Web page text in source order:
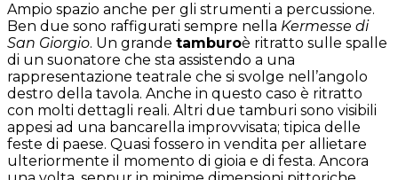
Ampio spazio anche per gli strumenti a percussione.
Ben due sono raffigurati sempre nella Kermesse di
San Giorgio. Un grande tamburoè ritratto sulle spalle
di un suonatore che sta assistendo a una
rappresentazione teatrale che si svolge nell’angolo
destro della tavola. Anche in questo caso è ritratto
con molti dettagli reali. Altri due tamburi sono visibili
appesi ad una bancarella improvvisata; tipica delle
feste di paese. Quasi fossero in vendita per allietare
ulteriormente il momento di gioia e di festa. Ancora